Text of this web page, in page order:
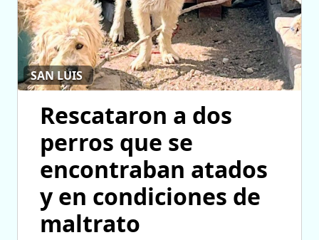
SAN LUIS
Rescataron a dos
perros que se
encontraban atados
y en condiciones de
maltrato